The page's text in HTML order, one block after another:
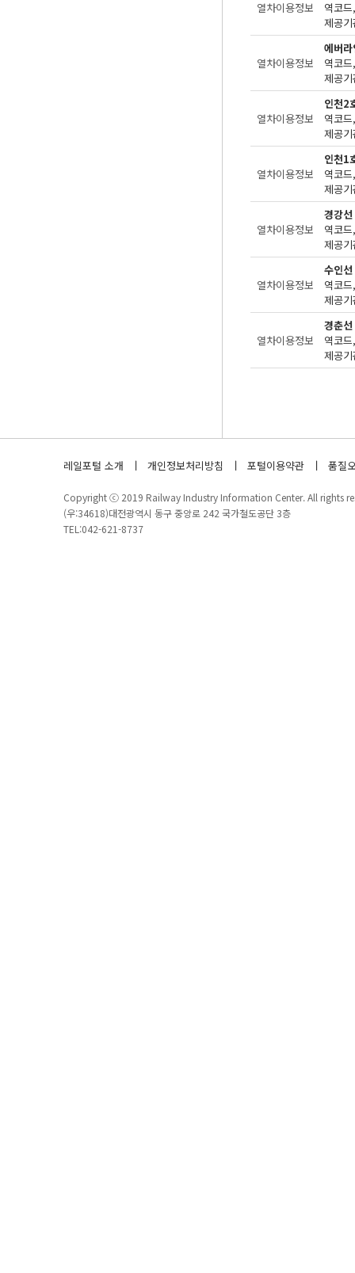
열차이용정보
제공
열차이용정보
에버
제공
열차이용정보
인천2
제공
열차이용정보
인천1
제공
열차이용정보
경강
제공
열차이용정보
수인
제공
열차이용정보
경춘
제공
레일포털 소개 개인정보처리방침 포털이용약관 품질
Copyright ⓒ 2019 Railway Industry Information Center. All rights
(우:34618)대전광역시 동구 중앙로 242 국가철도공단 3층
TEL:042-621-8737